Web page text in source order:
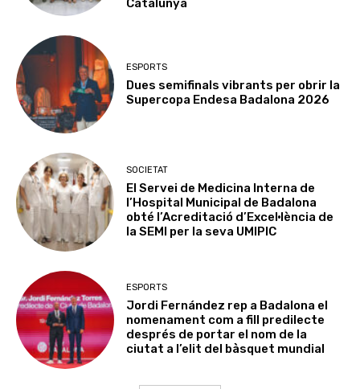
Catalunya
ESPORTS
Dues semifinals vibrants per obrir la
Supercopa Endesa Badalona 2026
SOCIETAT
El Servei de Medicina Interna de
l’Hospital Municipal de Badalona
obté l’Acreditació d’Excel·lència de
la SEMI per la seva UMIPIC
ESPORTS
Jordi Fernández rep a Badalona el
nomenament com a fill predilecte
després de portar el nom de la
ciutat a l’elit del bàsquet mundial